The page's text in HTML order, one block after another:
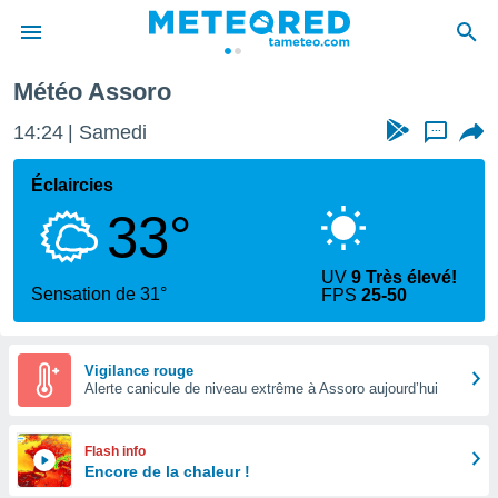
de
Météo Assoro
14:24 Samedi ...
Éclaircies
33°
Sensation de 31°
UV9 Très élevé!
FPS25-50
Vigilance rouge
Alerte canicule de niveau extrême à Assoro aujourd’hui
Flash info
Encore de la chaleur !